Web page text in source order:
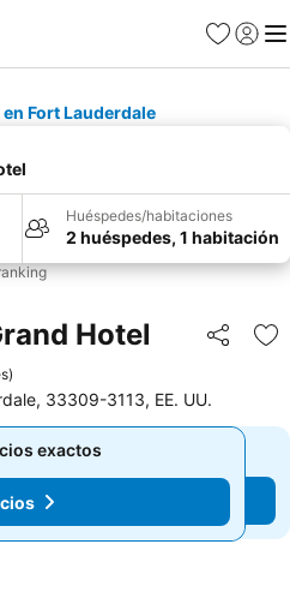
Favoritos
Iniciar
Fort Lauderdale
Huéspedes/habitaciones
2 huéspedes, 1 habitación
Hotel Compartir
)
33309-3113, EE. UU.
exactos
exactos